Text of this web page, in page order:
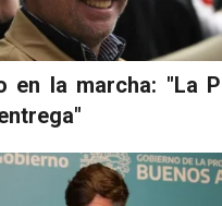
en la marcha: "La